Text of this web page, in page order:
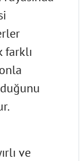
farklı
ve